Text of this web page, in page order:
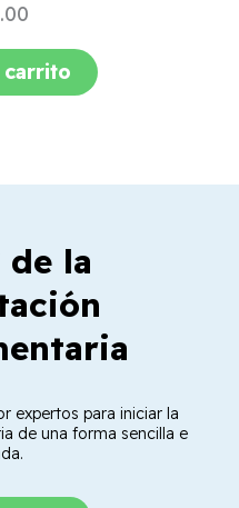
carrito
de la
expertos para iniciar la
de una forma sencilla e